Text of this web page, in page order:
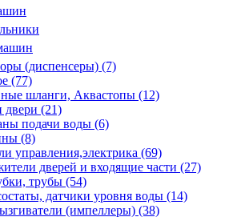
(диспенсеры) (7)
(77)
шланги, Аквастопы (12)
двери (21)
подачи воды (6)
(8)
управления,электрика (69)
дверей и входящие части (27)
трубы (54)
датчики уровня воды (14)
(импеллеры) (38)